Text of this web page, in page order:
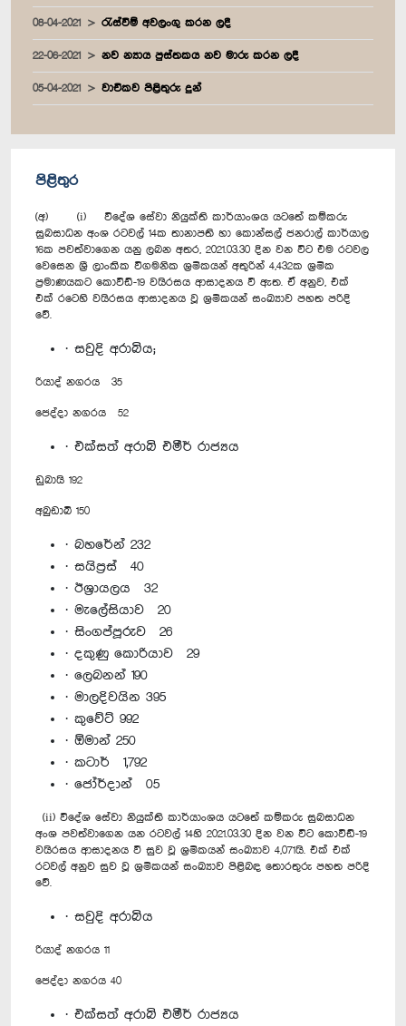
08-04-2021 රැස්වීම් අවලංගු කරන ලදී
22-06-2021 නව න්‍යාය පුස්තකය නව මාරු කරන ලදී
05-04-2021 වාචිකව පිළිතුරු දුන්
පිළිතුර
(අ) (i) විදේශ සේවා නියුක්ති කාර්යාංශය යටතේ කම්කරු
සුබසාධන අංශ රටවල් 14ක තානාපති හා කොන්සල් ජනරාල් කාර්යාල
16ක පවත්වාගෙන යනු ලබන අතර, 2021.03.30 දින වන විට එම රටවල
වෙසෙන ශ්‍රී ලාංකික විගමනික ශ්‍රමිකයන් අතුරින් 4,432ක ශ්‍රමික
ප්‍රමාණයකට කොවිඩ්-19 වයිරසය ආසාදනය වී ඇත. ඒ අනුව, එක්
එක් රටෙහි වයිරසය ආසාදනය වූ ශ්‍රමිකයන් සංඛ්‍යාව පහත පරිදි
වේ.
· සවුදි අරාබිය;
රියාද් නගරය 35
ජෙද්දා නගරය 52
· එක්සත් අරාබි එමීර් රාජ්‍යය
ඩුබායි 192
අබුඩාබි 150
· බහරේන් 232
· සයිප්‍රස් 40
· ඊශ්‍රායලය 32
· මැලේසියාව 20
· සිංගප්පූරුව 26
· දකුණු කොරියාව 29
· ලෙබනන් 190
· මාලදිවයින 395
· කුවේට් 992
· ඕමාන් 250
· කටාර් 1,792
· ජෝර්දාන් 05
(ii) විදේශ සේවා නියුක්ති කාර්යාංශය යටතේ කම්කරු සුබසාධන
අංශ පවත්වාගෙන යන රටවල් 14හි 2021.03.30 දින වන විට කොවිඩ්-19
වයිරසය ආසාදනය වී සුව වූ ශ්‍රමිකයන් සංඛ්‍යාව 4,071යි. එක් එක්
රටවල් අනුව සුව වූ ශ්‍රමිකයන් සංඛ්‍යාව පිළිබඳ තොරතුරු පහත පරිදි
වේ.
· සවුදි අරාබිය
රියාද් නගරය 11
ජෙද්දා නගරය 40
· එක්සත් අරාබි එමීර් රාජ්‍යය